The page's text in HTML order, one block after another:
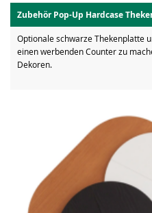
Zubehör Pop-Up Hardcase
Optionale schwarze Thekenplatte
einen werbenden Counter zu
Dekoren.